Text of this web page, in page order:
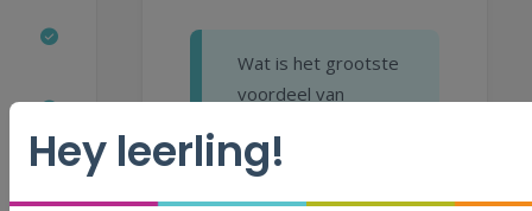
Wat is het grootste
voordeel van
Hey leerling!